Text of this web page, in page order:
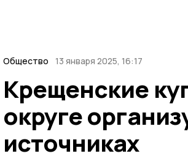
Общество 13 января 2025, 16:17
Крещенские
округе
источниках